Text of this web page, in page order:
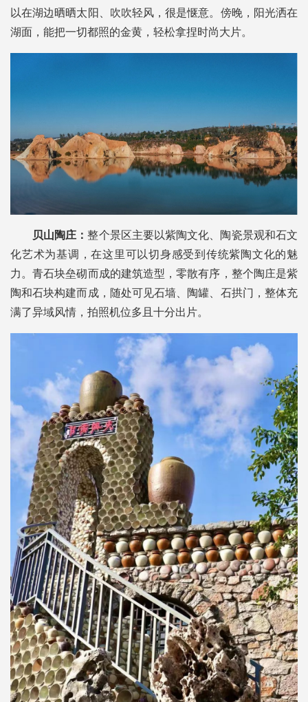
以在湖边晒晒太阳、吹吹轻风，很是惬意。傍晚，阳光洒在
湖面，能把一切都照的金黄，轻松拿捏时尚大片。
贝山陶庄：整个景区主要以紫陶文化、陶瓷景观和石文
化艺术为基调，在这里可以切身感受到传统紫陶文化的魅
力。青石块垒砌而成的建筑造型，零散有序，整个陶庄是紫
陶和石块构建而成，随处可见石墙、陶罐、石拱门，整体充
满了异域风情，拍照机位多且十分出片。